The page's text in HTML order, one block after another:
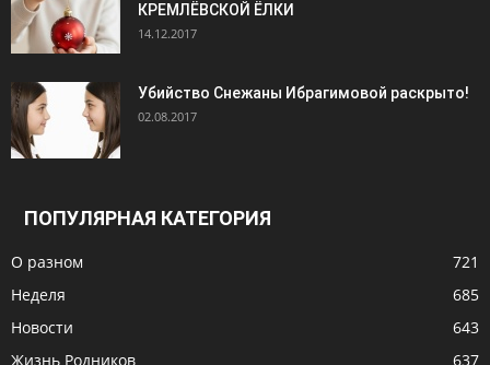
КРЕМЛЁВСКОЙ ЁЛКИ
14.12.2017
Убийство Снежаны Ибрагимовой раскрыто!
02.08.2017
ПОПУЛЯРНАЯ КАТЕГОРИЯ
О разном
721
Неделя
685
Новости
643
Жизнь Родников
637